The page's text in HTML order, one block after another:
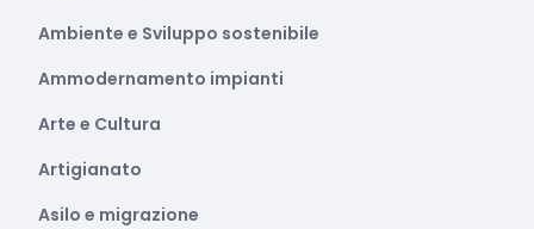
Ambiente e Sviluppo sostenibile
Ammodernamento impianti
Arte e Cultura
Artigianato
Asilo e migrazione